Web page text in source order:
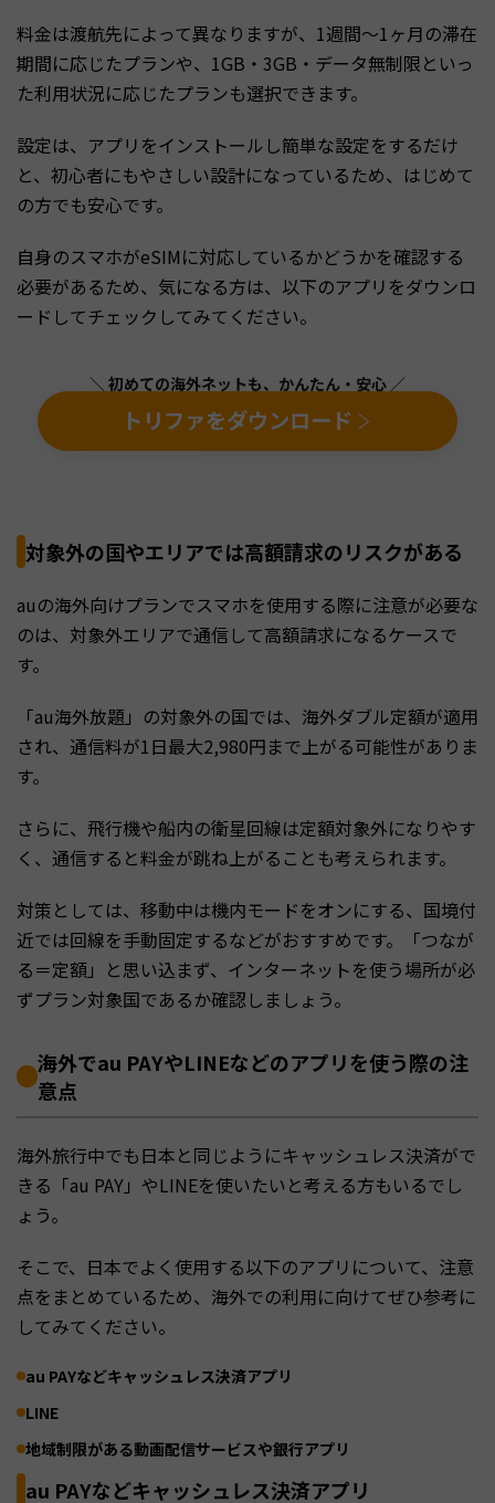
料金は渡航先によって異なりますが、1週間～1ヶ月の滞在
期間に応じたプランや、1GB・3GB・データ無制限といっ
た利用状況に応じたプランも選択できます。
設定は、アプリをインストールし簡単な設定をするだけ
と、初心者にもやさしい設計になっているため、はじめて
の方でも安心です。
自身のスマホがeSIMに対応しているかどうかを確認する
必要があるため、気になる方は、以下のアプリをダウンロ
ードしてチェックしてみてください。
＼ 初めての海外ネットも、かんたん・安心 ／
トリファをダウンロード
対象外の国やエリアでは高額請求のリスクがある
auの海外向けプランでスマホを使用する際に注意が必要な
のは、対象外エリアで通信して高額請求になるケースで
す。
「au海外放題」の対象外の国では、海外ダブル定額が適用
され、通信料が1日最大2,980円まで上がる可能性がありま
す。
さらに、飛行機や船内の衛星回線は定額対象外になりやす
く、通信すると料金が跳ね上がることも考えられます。
対策としては、移動中は機内モードをオンにする、国境付
近では回線を手動固定するなどがおすすめです。「つなが
る＝定額」と思い込まず、インターネットを使う場所が必
ずプラン対象国であるか確認しましょう。
海外でau PAYやLINEなどのアプリを使う際の注
意点
海外旅行中でも日本と同じようにキャッシュレス決済がで
きる「au PAY」やLINEを使いたいと考える方もいるでし
ょう。
そこで、日本でよく使用する以下のアプリについて、注意
点をまとめているため、海外での利用に向けてぜひ参考に
してみてください。
au PAYなどキャッシュレス決済アプリ
LINE
地域制限がある動画配信サービスや銀行アプリ
au PAYなどキャッシュレス決済アプリ